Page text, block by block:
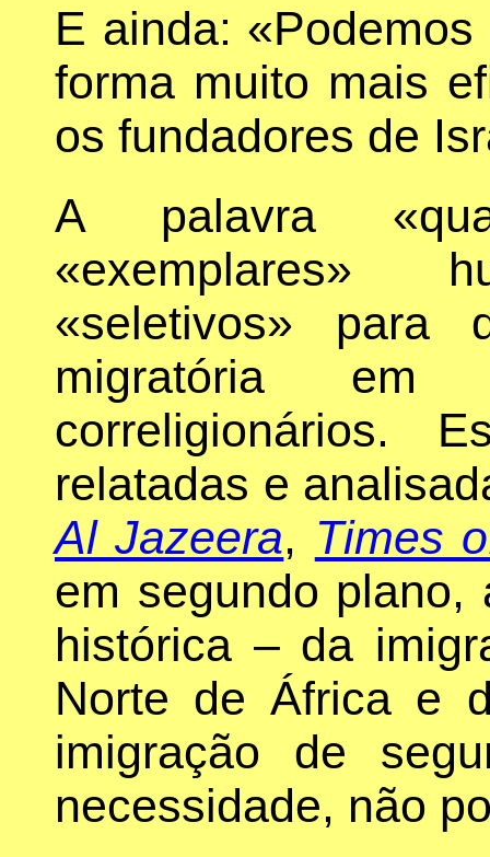
E ainda:
forma muito mais
os fundadores de
A palavra
«exemplares»
«seletivos» para
migratória
correligionários.
relatadas e
Al Jazeera, Times
em segundo
histórica – da
Norte de África e
imigração de
necessidade, não